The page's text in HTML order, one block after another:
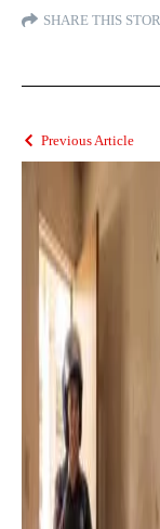
SHARE THIS
Previous Article